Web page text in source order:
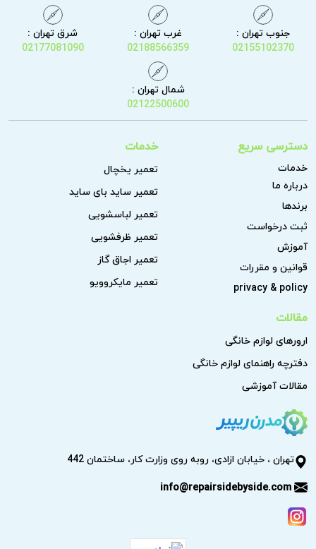
جنوب تهران :
02155102370
غرب تهران :
02188566359
شرق تهران :
02177081090
شمال تهران :
02122500600
دسترسی سریع
خدمات
درباره ما
برندها
ثبت درخواست
آموزش
قوانین و مقررات
privacy & policy
خدمات
تعمیر یخچال
تعمیر ساید بای ساید
تعمیر لباسشویی
تعمیر ظرفشویی
تعمیر اجاق گاز
تعمیر مایکروویو
مقالات
ارورهای لوازم خانگی
دفترچه راهنمای لوازم خانگی
مقالات آموزشی
تهران ، خیابان ازادی، روبه روی وزارت کار، ساختمان 442
info@repairsidebyside.com